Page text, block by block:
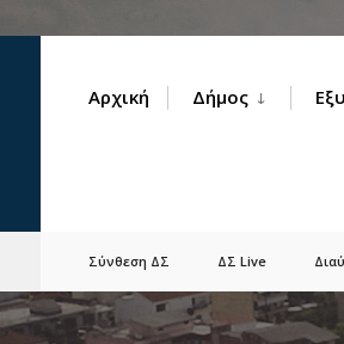
Αρχική Δήμος
Σύνθεση ΔΣ ΔΣ Live